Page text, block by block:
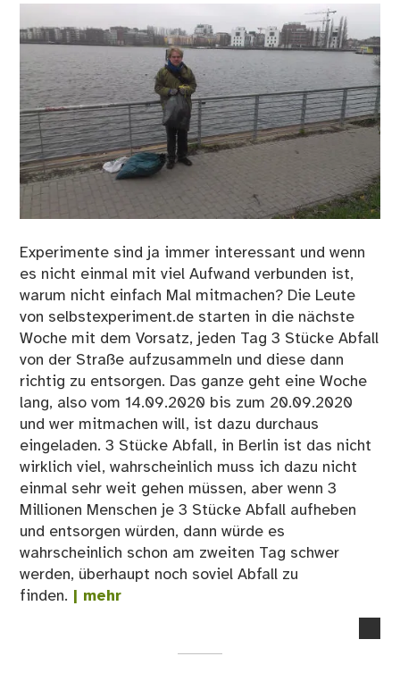
Experimente sind ja immer interessant und wenn
es nicht einmal mit viel Aufwand verbunden ist,
warum nicht einfach Mal mitmachen? Die Leute
von selbstexperiment.de starten in die nächste
Woche mit dem Vorsatz, jeden Tag 3 Stücke Abfall
von der Straße aufzusammeln und diese dann
richtig zu entsorgen. Das ganze geht eine Woche
lang, also vom 14.09.2020 bis zum 20.09.2020
und wer mitmachen will, ist dazu durchaus
eingeladen. 3 Stücke Abfall, in Berlin ist das nicht
wirklich viel, wahrscheinlich muss ich dazu nicht
einmal sehr weit gehen müssen, aber wenn 3
Millionen Menschen je 3 Stücke Abfall aufheben
und entsorgen würden, dann würde es
wahrscheinlich schon am zweiten Tag schwer
werden, überhaupt noch soviel Abfall zu
finden. | mehr